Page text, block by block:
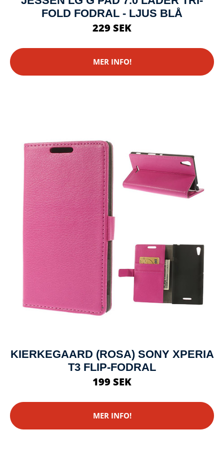
FOLD FODRAL - LJUS BLÅ
229 SEK
MER INFO!
KIERKEGAARD (ROSA) SONY XPERIA
T3 FLIP-FODRAL
199 SEK
MER INFO!